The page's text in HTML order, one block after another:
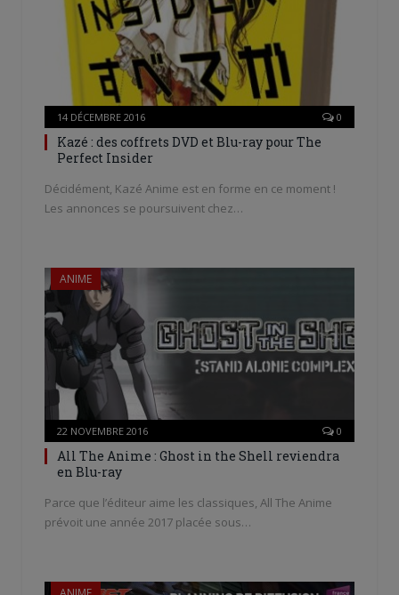
14 DÉCEMBRE 2016 0
Kazé : des coffrets DVD et Blu-ray pour The
Perfect Insider
Décidément, Kazé Anime est en forme en ce moment !
Les annonces se poursuivent chez…
ANIME
22 NOVEMBRE 2016 0
All The Anime : Ghost in the Shell reviendra
en Blu-ray
Parce que l’éditeur aime les classiques, All The Anime
prévoit une année 2017 placée sous…